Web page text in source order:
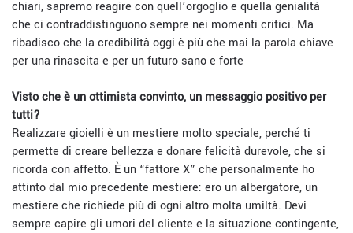
chiari, sapremo reagire con quell’orgoglio e quella genialità
che ci contraddistinguono sempre nei momenti critici. Ma
ribadisco che la credibilità oggi è più che mai la parola chiave
per una rinascita e per un futuro sano e forte
Visto che è un ottimista convinto, un messaggio positivo per
tutti?
Realizzare gioielli è un mestiere molto speciale, perché ti
permette di creare bellezza e donare felicità durevole, che si
ricorda con affetto. È un “fattore X” che personalmente ho
attinto dal mio precedente mestiere: ero un albergatore, un
mestiere che richiede più di ogni altro molta umiltà. Devi
sempre capire gli umori del cliente e la situazione contingente,